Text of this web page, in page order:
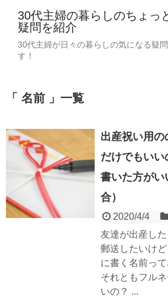
30代主婦の暮らしのちょっ
疑問を紹介
30代主婦が日々の暮らしの気になる疑
す！
「 名前 」一覧
出産祝い用
だけでもい
書いた方がい
合）
2020/4/4
友達が出産し
郵送したいけ
に書く名前っ
それともフル
いの？ ...